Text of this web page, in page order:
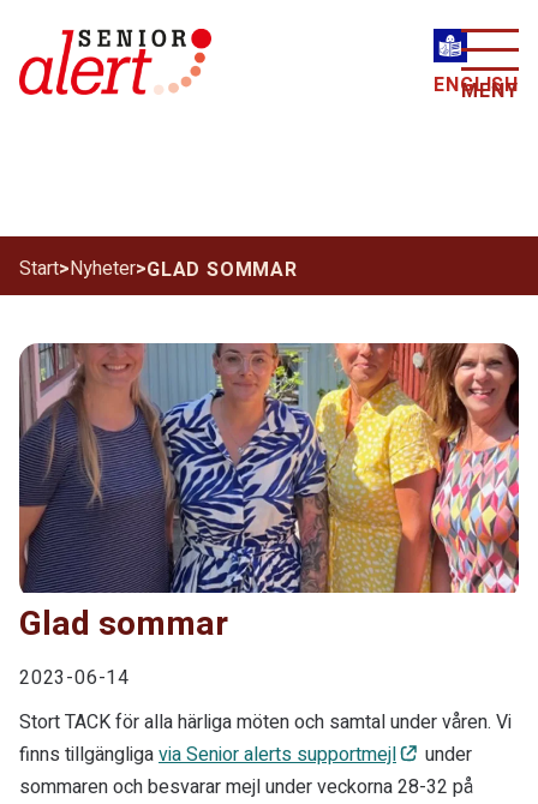
ENGLISH
MENY
Start>Nyheter>GLAD SOMMAR
Glad sommar
2023-06-14
Stort TACK för alla härliga möten och samtal under våren. Vi
finns tillgängligavia Senior alerts supportmejl
under
sommaren och besvarar mejl under veckorna 28-32 på